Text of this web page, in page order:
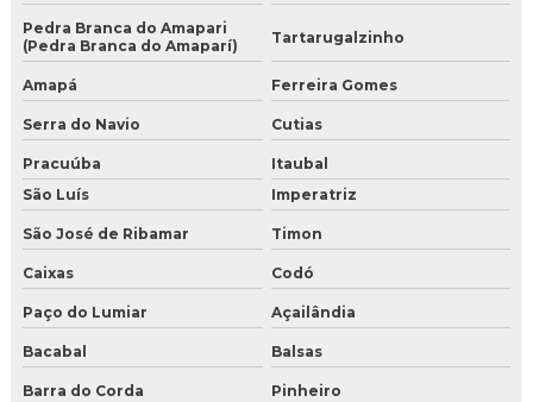
Pedra Branca do Amapari
(Pedra Branca do Amaparí)
Tartarugalzinho
Amapá Ferreira Gomes
Serra do Navio Cutias
Pracuúba
Itaubal
São Luís
Imperatriz
São José de Ribamar Timon
Caixas Codó
Paço do Lumiar Açailândia
Bacabal Balsas
Barra do Corda Pinheiro